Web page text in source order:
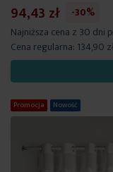
94,43 zł
-30%
Najniższa cena z 30 dni
Cena regularna: 134,90
Promocja Nowość